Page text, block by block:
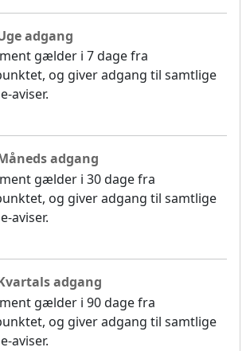
adgang
gælder i 7 dage fra
og giver adgang til samtlige
aviser.
adgang
gælder i 30 dage fra
og giver adgang til samtlige
aviser.
adgang
gælder i 90 dage fra
og giver adgang til samtlige
aviser.